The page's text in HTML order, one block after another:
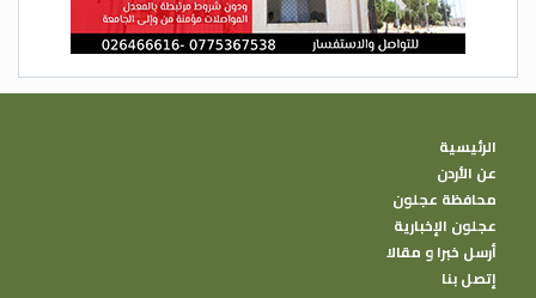
الرئيسية
عن الأردن
محافظة عجلون
عجلون الإخبارية
أرسل خبرا و مقالا
إتصل بنا